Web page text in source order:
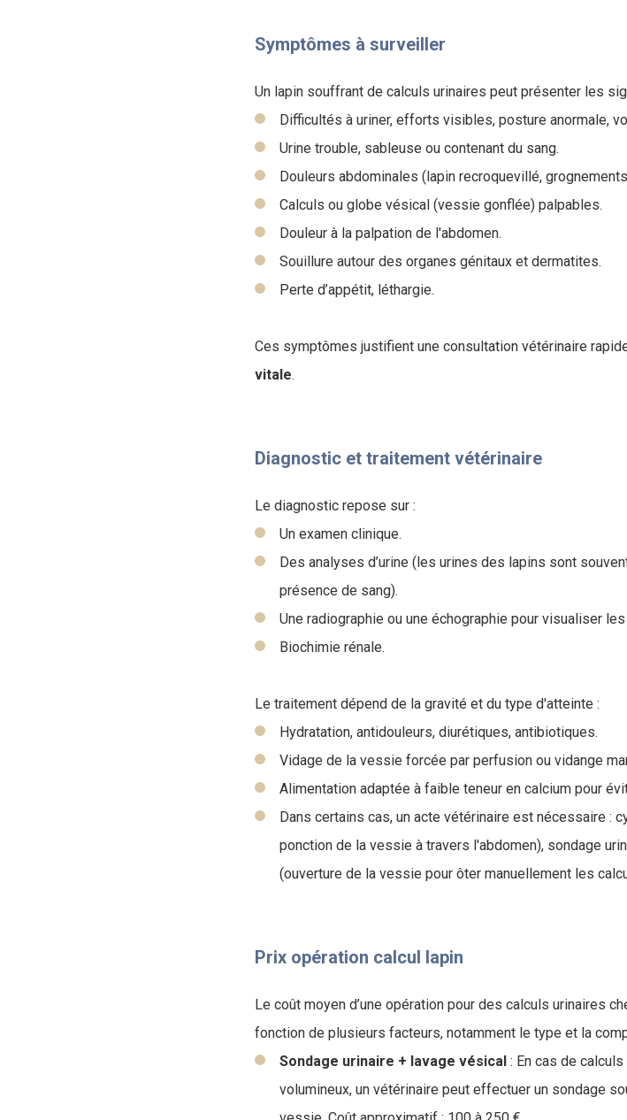
Symptômes à surveiller
Un lapin souffrant de calculs urinaires peut présenter les
Difficultés à uriner, efforts visibles, posture anormale,
Urine trouble, sableuse ou contenant du sang.
Douleurs abdominales (lapin recroquevillé,
Calculs ou globe vésical (vessie gonflée) palpables.
Douleur à la palpation de l'abdomen.
Souillure autour des organes génitaux et dermatites.
Perte d’appétit, léthargie.
Ces symptômes justifient une consultation vétérinaire
vitale.
Diagnostic et traitement vétérinaire
Le diagnostic repose sur :
Un examen clinique.
Des analyses d’urine (les urines des lapins sont
présence de sang).
Une radiographie ou une échographie pour visualiser
Biochimie rénale.
Le traitement dépend de la gravité et du type d'atteinte :
Hydratation, antidouleurs, diurétiques, antibiotiques.
Vidage de la vessie forcée par perfusion ou vidange
Alimentation adaptée à faible teneur en calcium pour
Dans certains cas, un acte vétérinaire est nécessaire :
ponction de la vessie à travers l'abdomen), sondage
(ouverture de la vessie pour ôter manuellement les
Prix opération calcul lapin
Le coût moyen d’une opération pour des calculs urinaires
fonction de plusieurs facteurs, notamment le type et la
Sondage urinaire + lavage vésical : En cas de
volumineux, un vétérinaire peut effectuer un sondage